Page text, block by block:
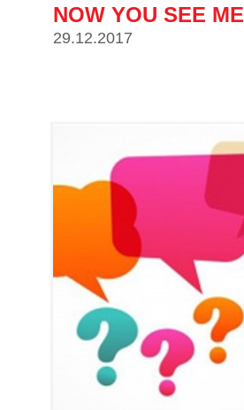
NOW YOU SEE ME
29.12.2017